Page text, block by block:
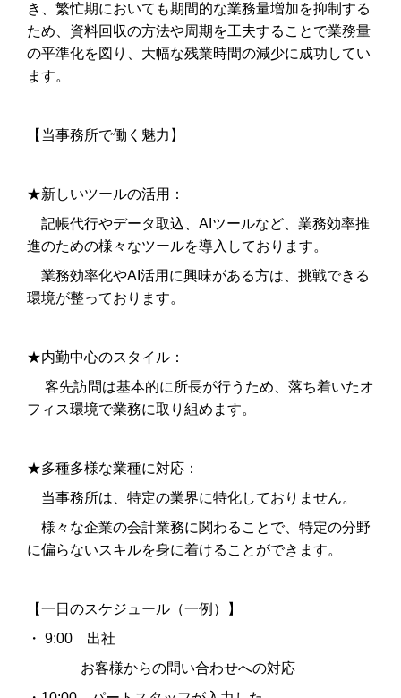
き、繁忙期においても期間的な業務量増加を抑制する
ため、資料回収の方法や周期を工夫することで業務量
の平準化を図り、大幅な残業時間の減少に成功してい
ます。
【当事務所で働く魅力】
★新しいツールの活用：
記帳代行やデータ取込、 AI ツールなど、業務効率推
進のための様々なツールを導入しております。
業務効率化やAI 活用に興味がある方は、挑戦できる
環境が整っております。
★内勤中心のスタイル：
客先訪問は基本的に所長が行うため、落ち着いたオ
フィス環境で業務に取り組めます。
★多種多様な業種に対応：
当事務所は、特定の業界に特化しておりません。
様々な企業の会計業務に関わることで、特定の分野
に偏らないスキルを身に着けることができます。
【一日のスケジュール（一例）】
・ 9:00 出社
お客様からの問い合わせへの対応